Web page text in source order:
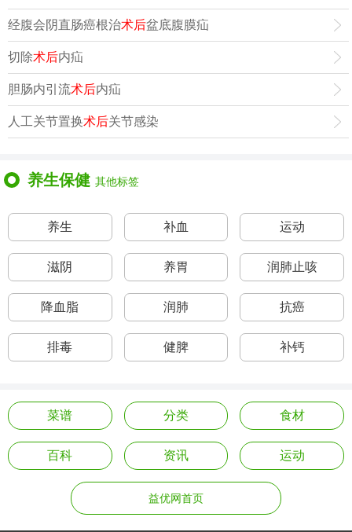
经腹会阴直肠癌根治术后盆底腹膜疝
切除术后内疝
胆肠内引流术后内疝
人工关节置换术后关节感染
养生保健 其他标签
养生 补血 运动
滋阴 养胃 润肺止咳
降血脂 润肺 抗癌
排毒 健脾 补钙
菜谱 分类 食材
百科 资讯 运动
益优网首页